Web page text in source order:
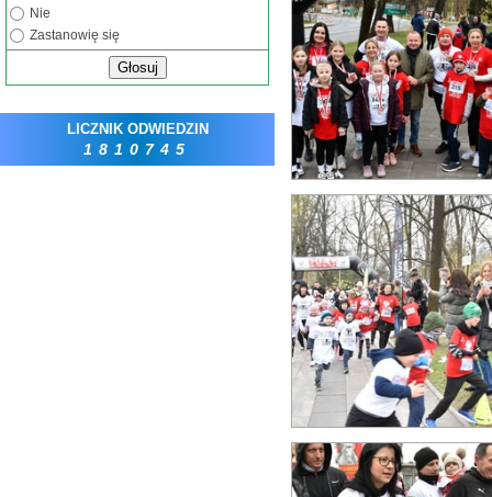
Nie
Zastanowię się
Głosuj
LICZNIK ODWIEDZIN
1810745